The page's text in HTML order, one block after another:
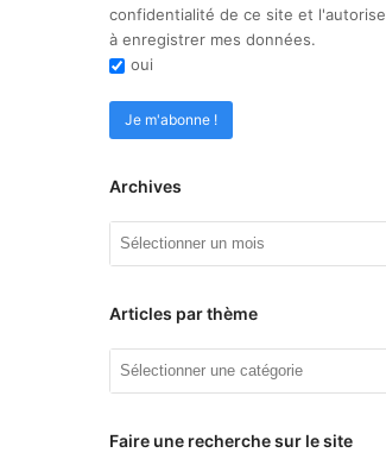
confidentialité de ce site et l'autorise
à enregistrer mes données.
oui
Archives
Articles par thème
Articles
Faire une recherche sur le site